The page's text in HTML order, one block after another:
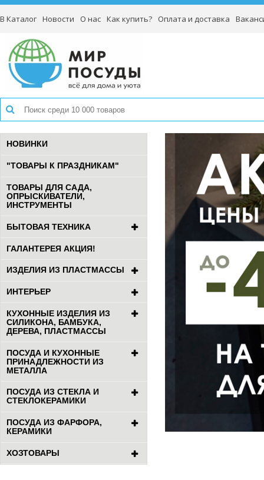
В Каталог Новости О нас Как купить? Оплата и доставка
НОВИНКИ
"ТОВАРЫ К ПРАЗДНИКАМ"
ТОВАРЫ ДЛЯ САДА,
ОПРЫСКИВАТЕЛИ,
ИНСТРУМЕНТЫ
БЫТОВАЯ ТЕХНИКА
ГАЛАНТЕРЕЯ АКЦИЯ!
ИЗДЕЛИЯ ИЗ ПЛАСТМАССЫ
ИНТЕРЬЕР
КУХОННЫЕ ИЗДЕЛИЯ ИЗ
СИЛИКОНА, БАМБУКА,
ДЕРЕВА, ПЛАСТМАССЫ
ПОСУДА И КУХОННЫЕ
ПРИНАДЛЕЖНОСТИ ИЗ
МЕТАЛЛА
ПОСУДА ИЗ СТЕКЛА И
СТЕКЛОКЕРАМИКИ
ПОСУДА ИЗ ФАРФОРА,
КЕРАМИКИ
ХОЗТОВАРЫ